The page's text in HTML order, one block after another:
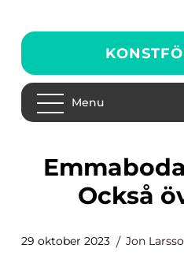
Menu
Emmaboda Konst: En
Också
29 oktober 2023 Jon